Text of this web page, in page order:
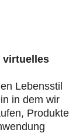
virtuelles
Lebensstil
in dem wir
Produkte